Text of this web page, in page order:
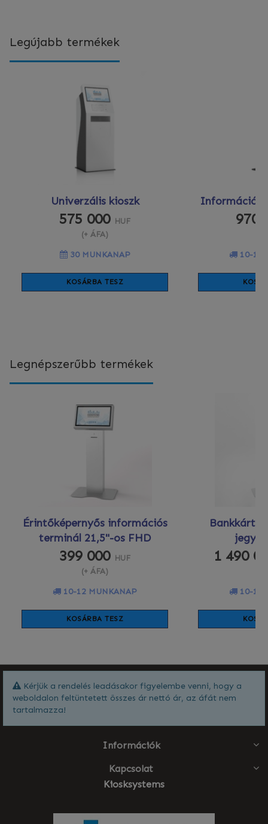
Legújabb termékek
Univerzális kioszk
575 000 HUF
(+ ÁFA)
30 MUNKANAP
KOSÁRBA TESZ
Információs
970
10-12
Legnépszerűbb termékek
Érintőképernyős információs
terminál 21,5"-os FHD
399 000 HUF
(+ ÁFA)
10-12 MUNKANAP
KOSÁRBA TESZ
1 490
10-12
Kérjük a rendelés leadásakor figyelembe venni, hogy a
weboldalon feltüntetett összes ár nettó ár, az áfát nem
tartalmazza!
Információk
Kapcsolat
Kiosksystems